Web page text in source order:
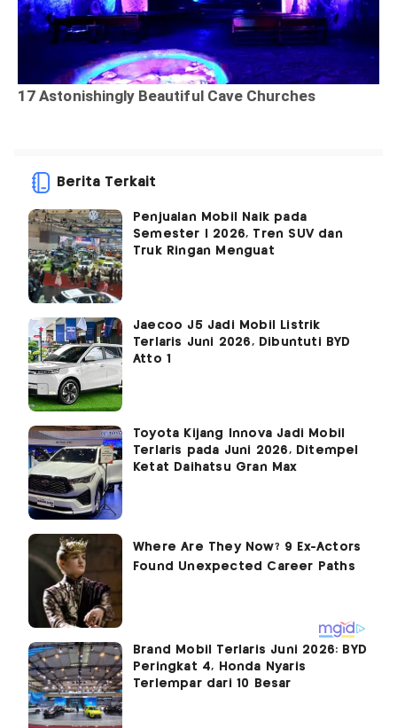
Berita Terkait
Penjualan Mobil Naik pada
Semester I 2026, Tren SUV dan
Truk Ringan Menguat
Jaecoo J5 Jadi Mobil Listrik
Terlaris Juni 2026, Dibuntuti BYD
Atto 1
Toyota Kijang Innova Jadi Mobil
Terlaris pada Juni 2026, Ditempel
Ketat Daihatsu Gran Max
Brand Mobil Terlaris Juni 2026: BYD
Peringkat 4, Honda Nyaris
Terlempar dari 10 Besar